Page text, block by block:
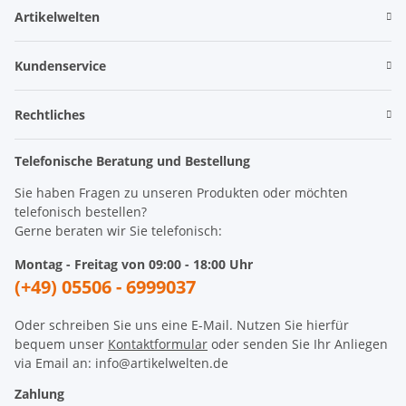
Artikelwelten
Kundenservice
Rechtliches
Telefonische Beratung und Bestellung
Sie haben Fragen zu unseren Produkten oder möchten
telefonisch bestellen?
Gerne beraten wir Sie telefonisch:
Montag - Freitag von 09:00 - 18:00 Uhr
(+49) 05506 - 6999037
Oder schreiben Sie uns eine E-Mail. Nutzen Sie hierfür
bequem unser Kontaktformular oder senden Sie Ihr Anliegen
via Email an: info@artikelwelten.de
Zahlung